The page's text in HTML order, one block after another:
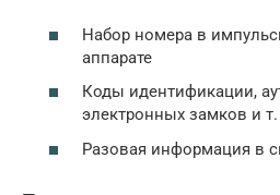
Набор номера в
аппарате
Коды идентификации,
электронных замков и
Разовая информация в